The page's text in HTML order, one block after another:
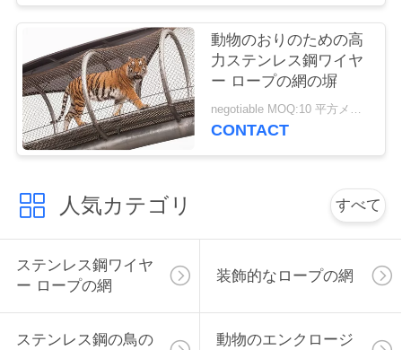
絡
て
下
さ
い
ニ
ュ
ー
動物のおりのための高
力ステンレス鋼ワイヤ
ー ロープの網の塀
negotiable MOQ:10 平方メートル
CONTACT
人気カテゴリ すべて
ステンレス鋼ワイヤ
ー ロープの網
装飾的なロープの網
ステンレス鋼の鳥の
動物のエンクロージ